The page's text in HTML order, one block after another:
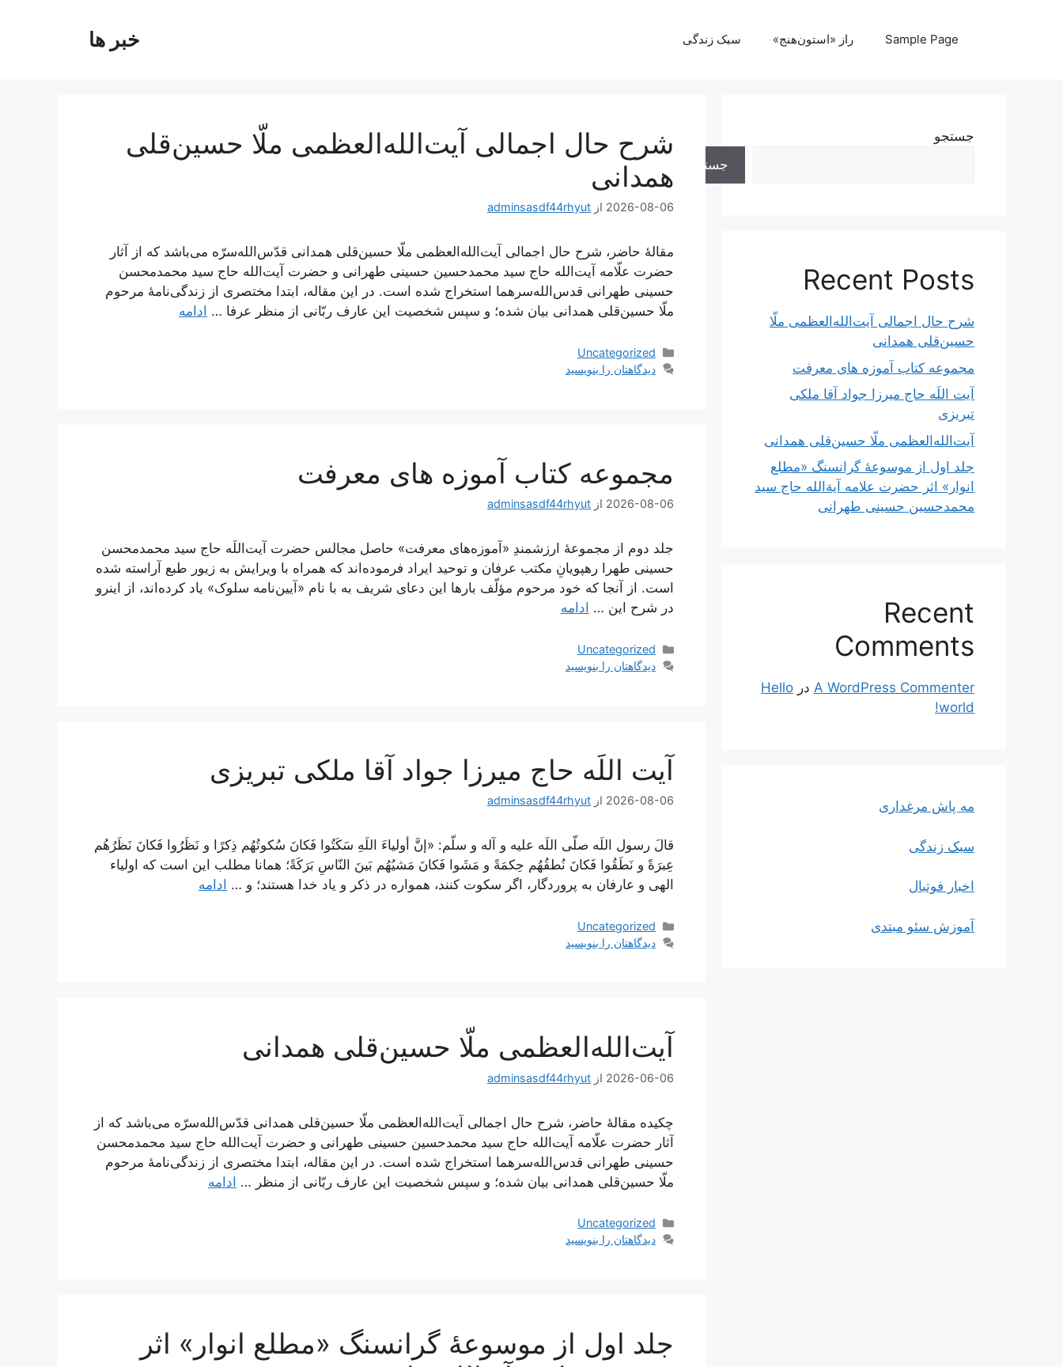
خبر ها Sample Page راز «استون‌هنج» سبک زندگی
شرح حال اجمالی آیت‌الله‌العظمی ملّا حسین‌قلی
همدانی
2026-08-06 از adminsasdf44rhyut
مقالۀ حاضر، شرح حال اجمالی آیت‌الله‌العظمی ملّا حسین‌قلی همدانی قدّس‌الله‌سرّه می‌باشد که از آثار
حضرت علّامه آیت‌الله حاج سید محمدحسین حسینی طهرانی و حضرت آیت‌الله حاج سید محمدمحسن
حسینی طهرانی قدس‌الله‌سرهما استخراج شده است. در این مقاله، ابتدا مختصری از زندگی‌نامۀ مرحوم
ملّا حسین‌قلی همدانی بیان شده؛ و سپس شخصیت این عارف ربّانی از منظر عرفا … ادامه
دسته‌ها
Uncategorized
دیدگاهتان را بنویسید
مجموعه کتاب آموزه های معرفت
2026-08-06 از adminsasdf44rhyut
جلد دوم از مجموعۀ ارزشمندِ «آموزه‌های معرفت» حاصل مجالس حضرت آیت‌اللَه حاج سید محمدمحسن
حسینی طهرا رهپویانِ مکتب عرفان و توحید ایراد فرموده‌اند که همراه با ویرایش به زیور طبع آراسته شده
است. از آنجا که خود مرحوم مؤلّف بارها این دعای شریف به با نام «آیین‌نامه سلوک» یاد کرده‌اند، از اینرو
در شرح این … ادامه
دسته‌ها
Uncategorized
دیدگاهتان را بنویسید
آیت اللَه حاج میرزا جواد آقا ملکی تبریزی
2026-08-06 از adminsasdf44rhyut
قالَ رسول اللَه صلّى اللَه عليه و آله و سلّم: «إنَّ أولياءَ اللَهِ سَكَتُوا فَكانَ سُكوتُهُم ذِكرًا و نَظَرُوا فَكانَ نَظَرُهُم
عِبرَةً و نَطَقُوا فَكانَ نُطقُهُم حِكمَةً و مَشَوا فَكانَ مَشيُهُم بَينَ النّاسِ بَرَكَةً؛ همانا مطلب اين است كه اولياء
الهى و عارفان به پروردگار، اگر سكوت كنند، همواره در ذكر و ياد خدا هستند؛ و … ادامه
دسته‌ها
Uncategorized
دیدگاهتان را بنویسید
آیت‌الله‌العظمی ملّا حسین‌قلی همدانی
2026-06-06 از adminsasdf44rhyut
چکیده مقالۀ حاضر، شرح حال اجمالی آیت‌الله‌العظمی ملّا حسین‌قلی همدانی قدّس‌الله‌سرّه می‌باشد که از
آثار حضرت علّامه آیت‌الله حاج سید محمدحسین حسینی طهرانی و حضرت آیت‌الله حاج سید محمدمحسن
حسینی طهرانی قدس‌الله‌سرهما استخراج شده است. در این مقاله، ابتدا مختصری از زندگی‌نامۀ مرحوم
ملّا حسین‌قلی همدانی بیان شده؛ و سپس شخصیت این عارف ربّانی از منظر … ادامه
دسته‌ها
Uncategorized
دیدگاهتان را بنویسید
جلد اول از موسوعۀ گرانسنگ «مطلع انوار» اثر
جستجو
جستجو
Recent Posts
شرح حال اجمالی آیت‌الله‌العظمی ملّا
حسین‌قلی همدانی
مجموعه کتاب آموزه های معرفت
آیت اللَه حاج میرزا جواد آقا ملکی
تبریزی
آیت‌الله‌العظمی ملّا حسین‌قلی همدانی
جلد اول از موسوعۀ گرانسنگ «مطلع
انوار» اثر حضرت علامه آیة‌الله حاج سید
محمدحسین حسینی طهرانی
Recent
Comments
A WordPress Commenter در Hello
world!
مه پاش مرغداری
سبک زندگی
اخبار فوتبال
آموزش سئو مبتدی